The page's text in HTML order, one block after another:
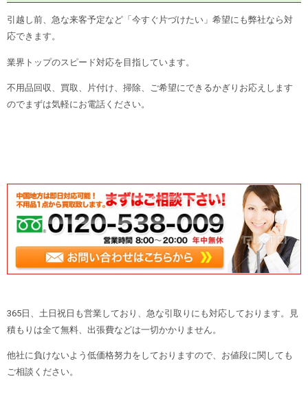
引越し前、急な来客予定など「今すぐ片づけたい」希望にも弊社なら対
応できます。
業界トップのスピード対応を目指しています。
不用品回収、買取、片付け、掃除、ご希望にできるかぎりお応えします
のでまずは気軽にお電話ください。
365日、土日祝日も営業しており、急な引取りにも対応しております。見
積もりは全て無料、出張費などは一切かかりません。
他社に負けないよう低価格努力をしておりますので、お値段に関しても
ご相談ください。